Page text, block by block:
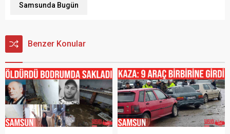
Samsunda Bugün
Benzer Konular